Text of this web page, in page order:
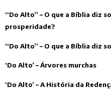
“Do Alto” – O que a Bíblia diz
prosperidade?
“Do Alto” – O que a Bíblia diz
‘Do Alto’ – Árvores murchas
‘Do Alto’ – A História da